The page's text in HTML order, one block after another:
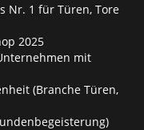
Nr. 1 für Türen, Tore
2025
mit
(Branche Türen,